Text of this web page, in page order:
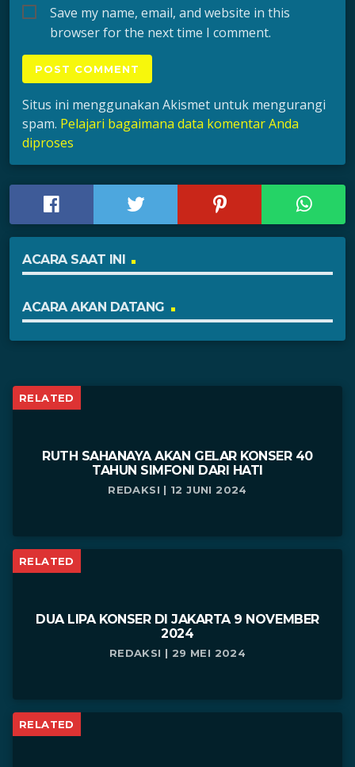
Save my name, email, and website in this
browser for the next time I comment.
Situs ini menggunakan Akismet untuk mengurangi
spam. Pelajari bagaimana data komentar Anda
diproses
ACARA SAAT INI
ACARA AKAN DATANG
RELATED
RUTH SAHANAYA AKAN GELAR KONSER 40
TAHUN SIMFONI DARI HATI
REDAKSI | 12 JUNI 2024
RELATED
DUA LIPA KONSER DI JAKARTA 9 NOVEMBER
2024
REDAKSI | 29 MEI 2024
RELATED